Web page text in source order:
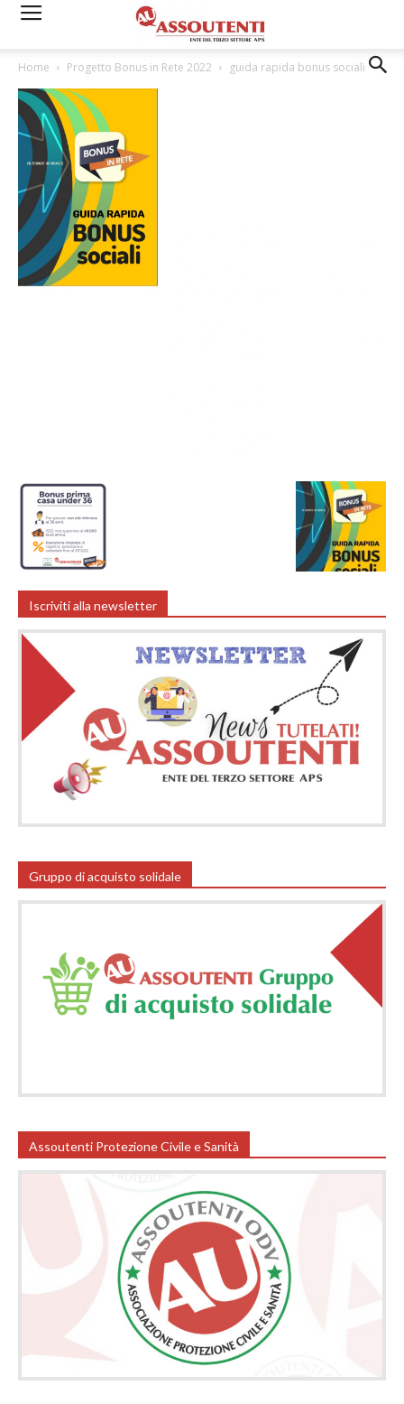
Home Progetto Bonus in Rete 2022 guida rapida bonus sociali
Iscriviti alla newsletter
Gruppo di acquisto solidale
Assoutenti Protezione Civile e Sanità